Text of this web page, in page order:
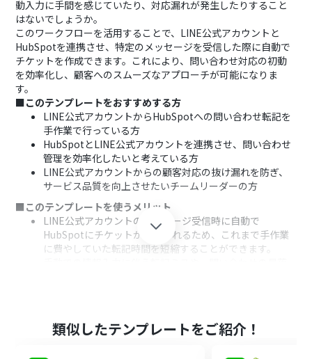
動入力に手間を感じていたり、対応漏れが発生したりすること
はないでしょうか。
このワークフローを活用することで、LINE公式アカウントと
HubSpotを連携させ、特定のメッセージを受信した際に自動で
チケットを作成できます。これにより、問い合わせ対応の初動
を効率化し、顧客へのスムーズなアプローチが可能になりま
す。
■このテンプレートをおすすめする方
LINE公式アカウントからHubSpotへの問い合わせ転記を
手作業で行っている方
HubSpotとLINE公式アカウントを連携させ、問い合わせ
管理を効率化したいと考えている方
LINE公式アカウントからの顧客対応の抜け漏れを防ぎ、
サービス品質を向上させたいチームリーダーの方
■このテンプレートを使うメリット
LINE公式アカウントのメッセージ受信時に自動で
HubSpotにチケットが作成されるため、これまで手作業
に費やしていた転記時間を短縮することができます。
はじめに、LINE公式アカウントとHubSpotをYoomと連
携します。
類似したテンプレートをご紹介！